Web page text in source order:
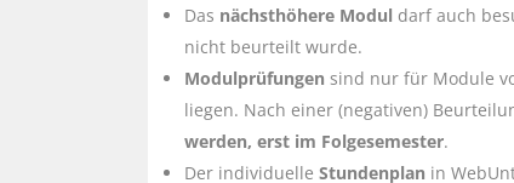
Das nächsthöhere Modul darf auch
nicht beurteilt wurde.
Modulprüfungen sind nur für Module
liegen. Nach einer (negativen)
werden, erst im Folgesemester.
Der individuelle Stundenplan in